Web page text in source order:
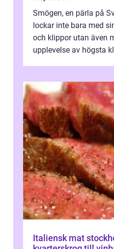
Smögen, en pärla på
lockar inte bara med
och klippor utan även
upplevelse av högsta
Italiensk mat